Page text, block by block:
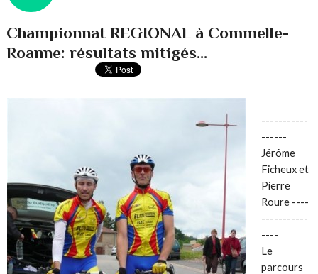
Championnat REGIONAL à Commelle-
Roanne: résultats mitigés...
-----------
------
Jérôme
Ficheux et
Pierre
Roure ----
-----------
----
Le
parcours